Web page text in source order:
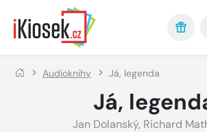
Přejít na hlavní obsah
Audioknihy Já, legenda
Já,
Jan Dolanský, Richard